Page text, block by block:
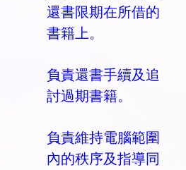
還書限期在所借的
書籍上。
負責還書手續及追
討過期書籍。
負責維持電腦範圍
內的秩序及指導同